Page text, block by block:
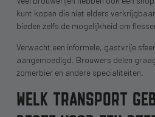
kunt kopen die niet elders
bieden zelfs de mogelijkheid om
Verwacht een informele, gastvrije
aangemoedigd. Brouwers delen
zomerbier en andere specialiteiten.
WELK TRANSPORT